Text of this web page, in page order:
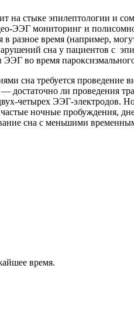
на стыке эпилептологии и
мониторинг и
разное время (например,
сна у пациентов с
во время
сна требуется проведение
достаточно ли проведения
четырех ЭЭГ-
ночные пробуждения,
сна с меньшими
время.